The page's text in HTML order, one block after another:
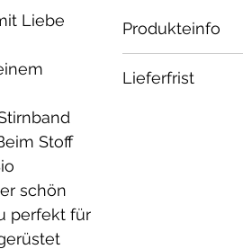
Liebe
Stoff
schön
perfekt für
Produkteinfo
Fleece: 100%
Lieferfrist